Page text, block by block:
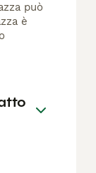
può
è